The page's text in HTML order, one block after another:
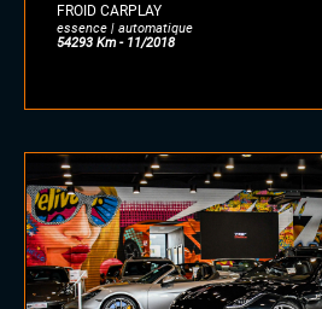
FROID CARPLAY
essence | automatique
54293 Km - 11/2018